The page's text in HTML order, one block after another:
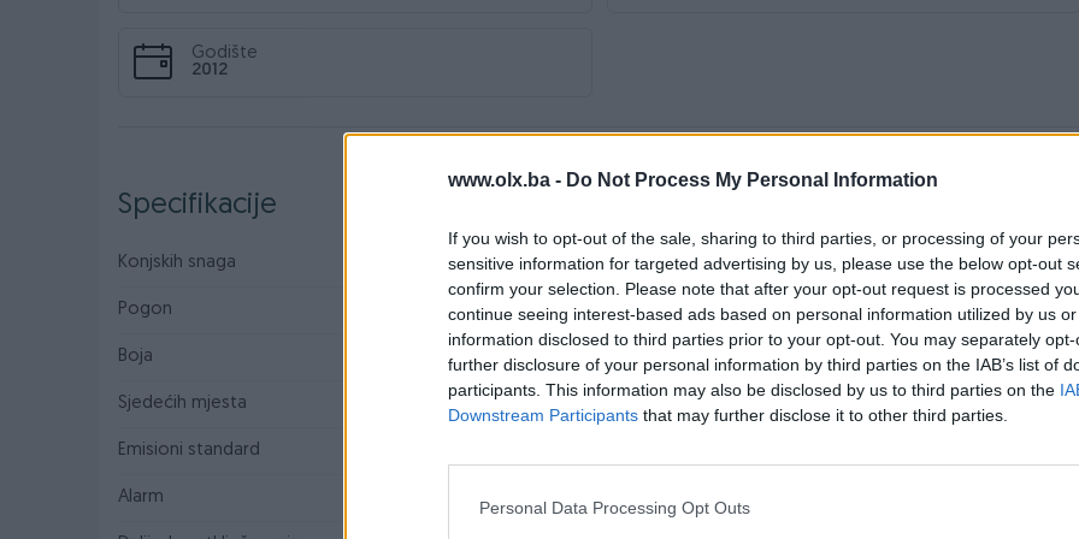
www.olx.ba - Do Not Process My Personal Information
If you wish to opt-out of the sale, sharing to third parties, or processing of your
sensitive information for targeted advertising by us, please use the below opt-out
confirm your selection. Please note that after your opt-out request is processed
continue seeing interest-based ads based on personal information utilized by us
information disclosed to third parties prior to your opt-out. You may separately
further disclosure of your personal information by third parties on the IAB’s list of
participants. This information may also be disclosed by us to third parties on the
Downstream Participants that may further disclose it to other third parties.
Personal Data Processing Opt Outs
Godište
2012
Specifikacije
Konjskih snaga Tip Limuzina
Pogon Godina prve registracije 2012
Boja Veličina felgi
Sjedećih mjesta Broj stepeni prijenosa
Emisioni standard
Alarm Centralna brava